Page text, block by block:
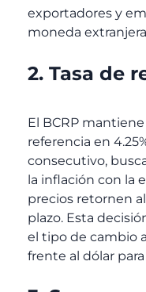
exportadores y
moneda
2. Tasa de
El BCRP
referencia en
consecutivo,
la inflación con la
precios retornen
plazo. Esta
el tipo de cambio
frente al dólar